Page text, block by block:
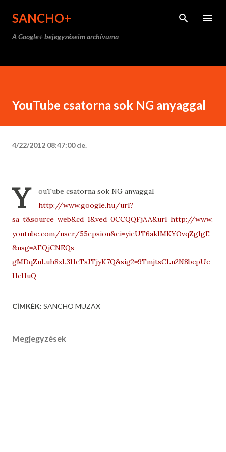
SANCHO+
A Google+ bejegyzéseim archívuma
YouTube csatorna sok NG anyaggal
4/22/2012 08:47:00 de.
Y
ouTube csatorna sok NG anyaggal
http://www.google.hu/url?
sa=t&source=web&cd=1&ved=0CCQQFjAA&url=http://www.
youtube.com/user/55epsion&ei=yieUT6akIMKYOvqZgIgE
&usg=AFQjCNEQs-
gMDqZnLuh8xL3HeTsJTjyK7Q&sig2=9TmjtsCLn2N8bcpUc
HcHuQ
CÍMKÉK: SANCHO MUZAX
Megjegyzések